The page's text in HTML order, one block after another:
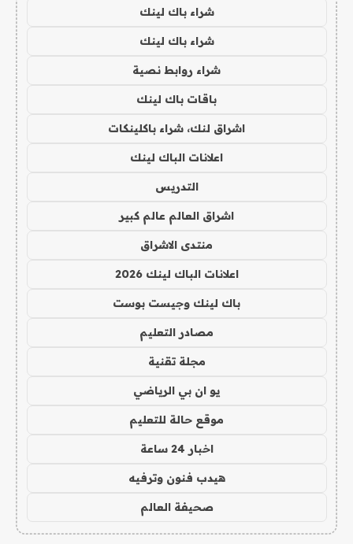
شراء باك لينك
شراء باك لينك
شراء روابط نصية
باقات باك لينك
اشراق لنك، شراء باكلينكات
اعلانات الباك لينك
التدريس
اشراق العالم عالم كبير
منتدى الاشراق
اعلانات الباك لينك 2026
باك لينك وجيست بوست
مصادر التعليم
مجلة تقنية
يو ان بي الرياضي
موقع حالة للتعليم
اخبار 24 ساعة
هيدب فنون وترفيه
صحيفة العالم